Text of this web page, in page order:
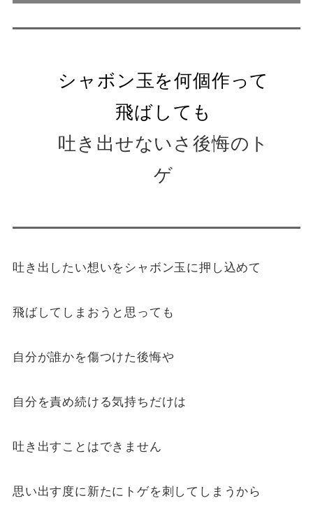
シャボン玉を何個作って
飛ばしても
吐き出せないさ後悔のト
ゲ
吐き出したい想いをシャボン玉に押し込めて
飛ばしてしまおうと思っても
自分が誰かを傷つけた後悔や
自分を責め続ける気持ちだけは
吐き出すことはできません
思い出す度に新たにトゲを刺してしまうから